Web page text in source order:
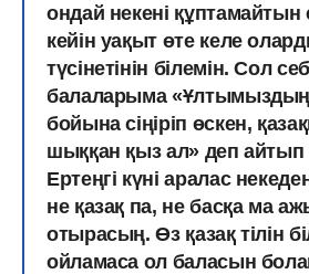
ондай некені құптамайтын
кейін уақыт өте келе
түсінетінін білемін. Сол
балаларыма «Ұлтымыздың
бойына сіңіріп өскен,
шыққан қыз ал» деп
Ертеңгі күні аралас
не қазақ па, не басқа ма
отырасың. Өз қазақ тілін
ойламаса ол баласын